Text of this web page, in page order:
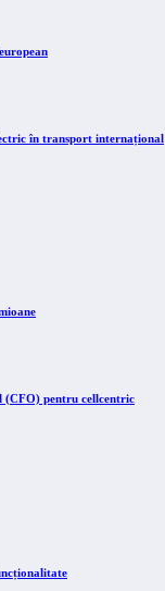
în transport internațional
(CFO) pentru cellcentric